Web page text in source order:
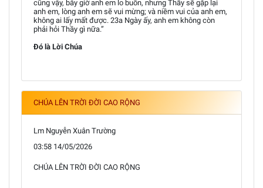
cũng vậy, bây giờ anh em lo buồn, nhưng Thầy sẽ gặp lại
anh em, lòng anh em sẽ vui mừng; và niềm vui của anh em,
không ai lấy mất được. 23a Ngày ấy, anh em không còn
phải hỏi Thầy gì nữa.”
Đó là Lời Chúa
CHÚA LÊN TRỜI ĐỜI CAO RỘNG
Lm Nguyễn Xuân Trường
03:58 14/05/2026
CHÚA LÊN TRỜI ĐỜI CAO RỘNG